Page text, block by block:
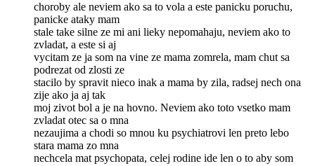
choroby ale neviem ako sa to vola a este panicku poruchu,
panicke ataky mam
stale take silne ze mi ani lieky nepomahaju, neviem ako to
zvladat, a este si aj
vycitam ze ja som na vine ze mama zomrela, mam chut sa
podrezat od zlosti ze
stacilo by spravit nieco inak a mama by zila, radsej nech ona
zije ako ja aj tak
moj zivot bol a je na hovno. Neviem ako toto vsetko mam
zvladat otec sa o mna
nezaujima a chodi so mnou ku psychiatrovi len preto lebo
stara mama zo mna
nechcela mat psychopata, celej rodine ide len o to aby som